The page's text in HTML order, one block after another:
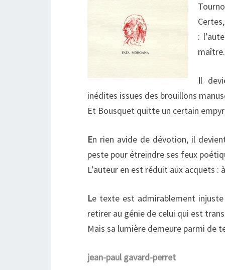
:
maître.
Il
inédites issues des brouillons
Et Bousquet quitte un certain
En rien avide de dévotion, il
peste pour étreindre ses feux
L’auteur en est réduit aux acquets
Le texte est admirablement injuste
retirer au génie de celui qui est
Mais sa lumière demeure parmi de
jean-paul gavard-perret